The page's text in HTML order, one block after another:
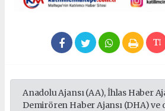
Anadolu Ajansı (AA), İhlas Haber
Demirören Haber Ajansı (DHA) ve